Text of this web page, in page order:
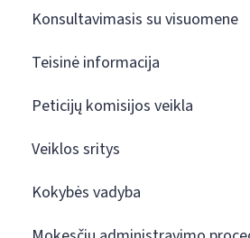
Konsultavimasis su visuomene
Teisinė informacija
Peticijų komisijos veikla
Veiklos sritys
Kokybės vadyba